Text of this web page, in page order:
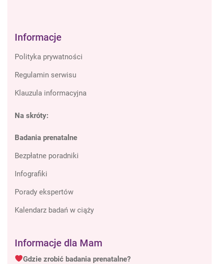
Informacje
Polityka prywatności
Regulamin serwisu
Klauzula informacyjna
Na skróty:
Badania prenatalne
Bezpłatne poradniki
Infografiki
Porady ekspertów
Kalendarz badań w ciąży
Informacje dla Mam
Gdzie zrobić badania prenatalne?